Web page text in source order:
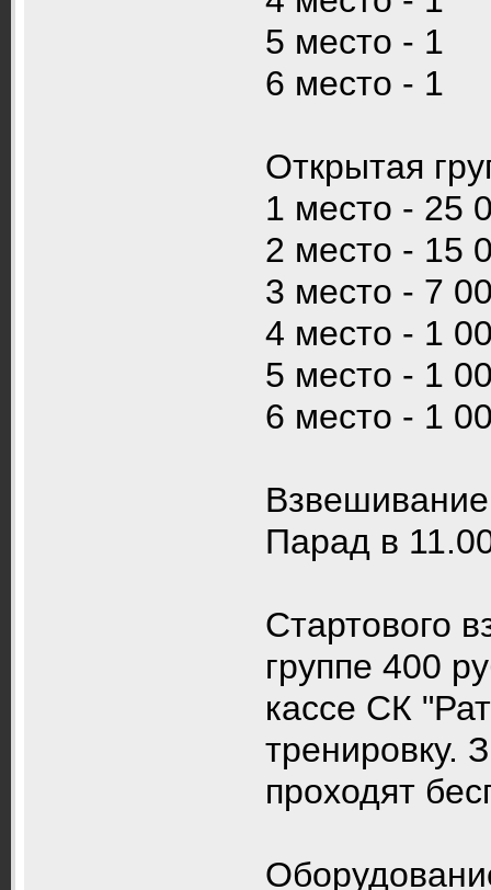
5 место - 1
6 место - 1
Открытая
1 место - 25
2 место - 15
3 место - 7
4 место - 1
5 место - 1
6 место - 1
Парад в
Стартового
группе 400
кассе СК
тренировку.
проходят